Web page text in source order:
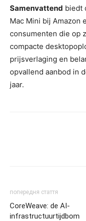
Samenvattend biedt
Mac Mini bij Amazon
consumenten die op
compacte
prijsverlaging en
opvallend aanbod in
jaar.
попередня стаття
CoreWeave: de AI-
infrastructuurtijdbom